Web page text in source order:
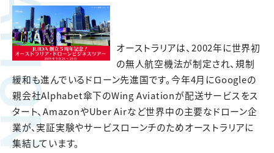
オーストラリアは、2002年に世界初
の無人航空機法が制定され、規制
緩和も進んでいるドローン先進国です。今年4月にGoogleの
親会社Alphabet傘下のWing Aviationが配送サービスをス
タート、AmazonやUber Airなど世界中の主要なドローン企
業が、実証実験やサービスローンチのためオーストラリアに
集結しています。